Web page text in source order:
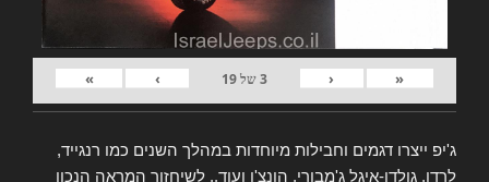
«
‹
3של19
›
»
ג'יפ ייצרו דגמים וחבילות מיוחדות במהלך השנים כמו רנגייד,
לרדו, גולדן-איגל ג'מבורי, הונצ'ו ועוד.. לשיחזור המראה הנכון